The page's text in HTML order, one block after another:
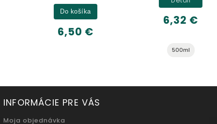
6,50 €
Do košíka
6,32 €
INFORMÁCIE PRE VÁS
Moja objednávka